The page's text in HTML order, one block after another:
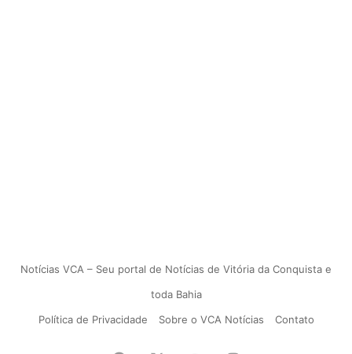
Notícias VCA – Seu portal de Notícias de Vitória da Conquista e
toda Bahia
Política de Privacidade
Sobre o VCA Notícias Contato